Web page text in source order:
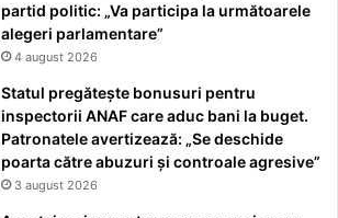
partid politic: „Va participa la următoarele
alegeri parlamentare”
4 august 2026
Statul pregătește bonusuri pentru
inspectorii ANAF care aduc bani la buget.
Patronatele avertizează: „Se deschide
poarta către abuzuri și controale agresive”
3 august 2026